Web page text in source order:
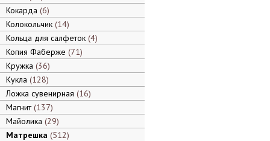
Кокарда 6
Колокольчик 14
Кольца для салфеток 4
Копия Фаберже 71
Кружка 36
Кукла 128
Ложка сувенирная 16
Магнит 137
Майолика 29
Матрешка 512